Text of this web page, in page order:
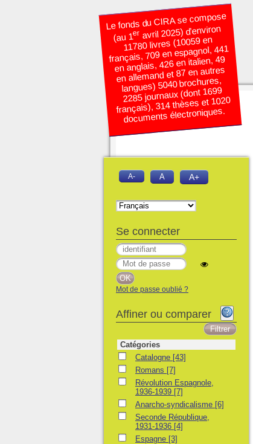
Le fonds du CIRA se compose
(au 1eravril 2025) d’environ
11780 livres (10059 en
français, 709 en espagnol, 441
en anglais, 426 en italien, 49
en allemand et 87 en autres
langues) 5040 brochures,
2285 journaux (dont 1699
français), 314 thèses et 1020
documents électroniques.
A- A A+
Se connecter
Mot de passe oublié ?
Affiner ou comparer
Catégories
CatalogneCatalogne [43]
RomansRomans [7]
Révolution Espagnole, 1936-1939
Révolution Espagnole,
1936-1939 [7]
Anarcho-syndicalisme
Anarcho-syndicalisme [6]
Seconde République, 1931-1936
Seconde République,
1931-1936 [4]
EspagneEspagne [3]